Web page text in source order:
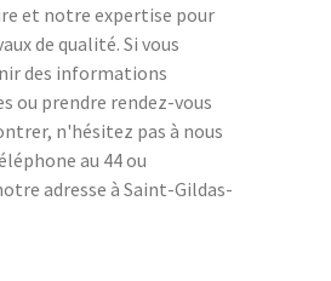
et notre expertise pour
de qualité. Si vous
des informations
ou prendre rendez-vous
n'hésitez pas à nous
au 44 ou
adresse à Saint-Gildas-